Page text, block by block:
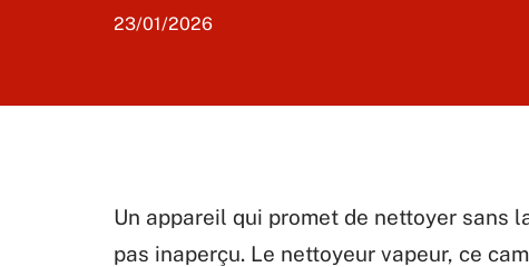
23/01/2026
Un appareil qui promet de nettoyer sans
pas inaperçu. Le nettoyeur vapeur, ce